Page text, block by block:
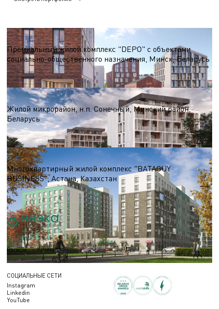
Жилые комплексы более 100 000 м.кв.
Премиальный жилой комплекс "DEPO" с объектами
социально-общественного назначения, Минск, Беларусь
Общая площадь комплекса — 147 807 м.кв.
Жилые комплексы более 100 000 м.кв.
Жилой микрорайон, н.п. Сонечный, Минский район,
Беларусь
S = 100 000 м.кв.
Жилые комплексы более 100 000 м.кв.
Многоквартирный жилой комплекс "BATAGUY
BUSINESS", Астана, Казахстан
S = 100 000 м.кв.
Регион Узбекистан
СОЦИАЛЬНЫЕ СЕТИ
Instagram
Linkedin
YouTube